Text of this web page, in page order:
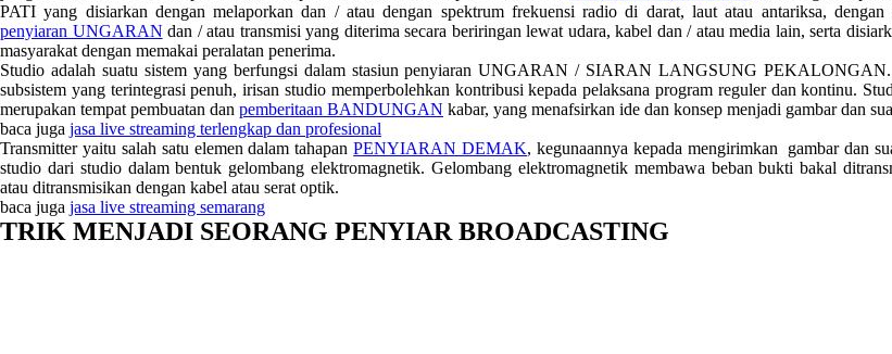
PATI yang disiarkan dengan melaporkan dan / atau dengan spektrum frekuensi radio di darat, laut atau antariksa, dengan
penyiaran UNGARAN dan / atau transmisi yang diterima secara beriringan lewat udara, kabel dan / atau media lain, serta
masyarakat dengan memakai peralatan penerima.
Studio adalah suatu sistem yang berfungsi dalam stasiun penyiaran UNGARAN / SIARAN LANGSUNG PEKALONGAN.
subsistem yang terintegrasi penuh, irisan studio memperbolehkan kontribusi kepada pelaksana program reguler dan kontinu.
merupakan tempat pembuatan dan pemberitaan BANDUNGAN kabar, yang menafsirkan ide dan konsep menjadi gambar dan
baca juga jasa live streaming terlengkap dan profesional
Transmitter yaitu salah satu elemen dalam tahapanPENYIARAN DEMAK, kegunaannya kepada mengirimkan gambar dan
studio dari studio dalam bentuk gelombang elektromagnetik. Gelombang elektromagnetik membawa beban bukti bakal
atau ditransmisikan dengan kabel atau serat optik.
baca juga jasa live streaming semarang
TRIK MENJADI SEORANG PENYIAR BROADCASTING